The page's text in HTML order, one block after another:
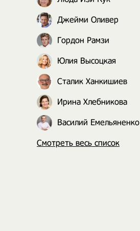
Джейми Оливер
Гордон Рамзи
Юлия Высоцкая
Сталик Ханкишиев
Ирина Хлебникова
Василий Емельяненко
Смотреть весь список